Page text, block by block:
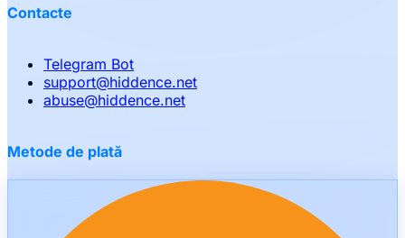
Contacte
Telegram Bot
support@hiddence.net
abuse@hiddence.net
Metode de plată